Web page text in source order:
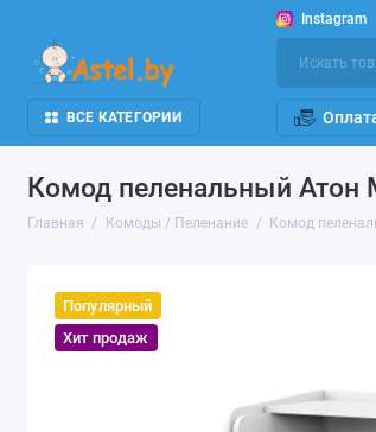
Instagram
ВСЕ КАТЕГОРИИ
Комод пеленальный Атон
Главная Комоды / Пеленание Комод
Популярный
Хит продаж